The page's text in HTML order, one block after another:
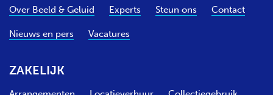
Over Beeld & Geluid Experts Steun ons Contact
Nieuws en pers Vacatures
ZAKELIJK